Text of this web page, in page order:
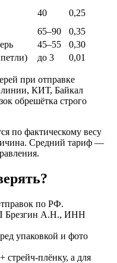
40
0,25
65–90
0,35
45–55
0,30
до 3 0,01
при отправке
КИТ, Байкал
обрешётка строго
по фактическому весу
Средний тариф —
по РФ.
Брезгин А.Н., ИНН
упаковкой и фото
стрейч-плёнку, а для